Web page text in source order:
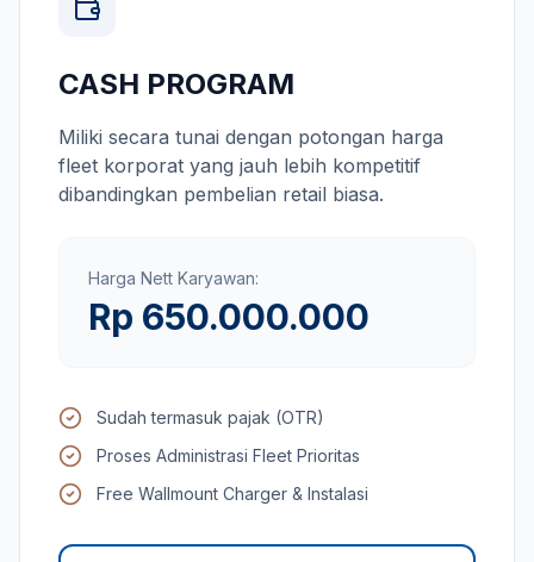
CASH PROGRAM
Miliki secara tunai dengan potongan harga
fleet korporat yang jauh lebih kompetitif
dibandingkan pembelian retail biasa.
Harga Nett Karyawan:
Rp 650.000.000
Sudah termasuk pajak (OTR)
Proses Administrasi Fleet Prioritas
Free Wallmount Charger & Instalasi